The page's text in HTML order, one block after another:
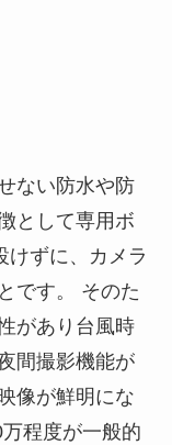
ない防水や防
として専用ボ
けずに、カメラ
です。 そのた
があり台風時
間撮影機能が
像が鮮明にな
程度が一般的